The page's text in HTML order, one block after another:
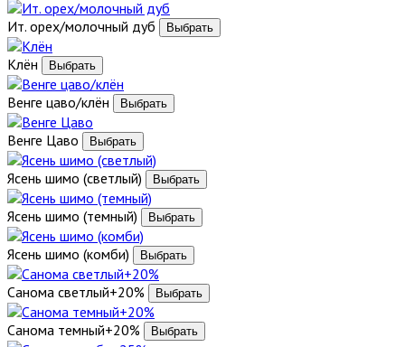
Ит. орех/молочный дуб
Клён
Венге цаво/клён
Венге Цаво
Ясень шимо (светлый)
Ясень шимо (темный)
Ясень шимо (комби)
Санома светлый+20%
Санома темный+20%